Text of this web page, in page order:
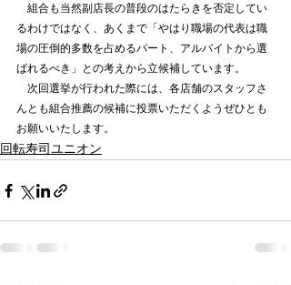
組合も当然副店長の普段のはたらきを否定してい
るわけではなく、あくまで「やはり職場の代表は職
場の圧倒的多数を占めるパート、アルバイトから選
ばれるべき」との考えから立候補しています。
次回選挙が行われた際には、各店舗のスタッフさ
んとも組合推薦の候補に投票いただくようぜひとも
お願いいたします。
回転寿司ユニオン